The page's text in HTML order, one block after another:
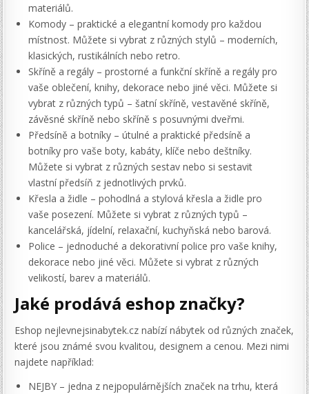
materiálů.
Komody – praktické a elegantní komody pro každou
místnost. Můžete si vybrat z různých stylů – moderních,
klasických, rustikálních nebo retro.
Skříně a regály – prostorné a funkční skříně a regály pro
vaše oblečení, knihy, dekorace nebo jiné věci. Můžete si
vybrat z různých typů – šatní skříně, vestavěné skříně,
závěsné skříně nebo skříně s posuvnými dveřmi.
Předsíně a botníky – útulné a praktické předsíně a
botníky pro vaše boty, kabáty, klíče nebo deštníky.
Můžete si vybrat z různých sestav nebo si sestavit
vlastní předsíň z jednotlivých prvků.
Křesla a židle – pohodlná a stylová křesla a židle pro
vaše posezení. Můžete si vybrat z různých typů –
kancelářská, jídelní, relaxační, kuchyňská nebo barová.
Police – jednoduché a dekorativní police pro vaše knihy,
dekorace nebo jiné věci. Můžete si vybrat z různých
velikostí, barev a materiálů.
Jaké prodává eshop značky?
Eshop nejlevnejsinabytek.cz nabízí nábytek od různých značek,
které jsou známé svou kvalitou, designem a cenou. Mezi nimi
najdete například:
NEJBY – jedna z nejpopulárnějších značek na trhu, která